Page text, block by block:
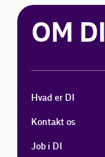
OM DI
Hvad er DI
Kontakt os
Job i DI